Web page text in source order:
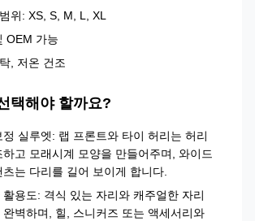
위: XS, S, M, L, XL
OEM 가능
, 저온 건조
택해야 할까요?
정 실루엣: 랩 프론트와 타이 허리는 허리
하고 모래시계 모양을 만들어주며, 와이드
는 다리를 길어 보이게 합니다.
활용도: 격식 있는 자리와 캐주얼한 자리
완벽하며, 힐, 스니커즈 또는 액세서리와